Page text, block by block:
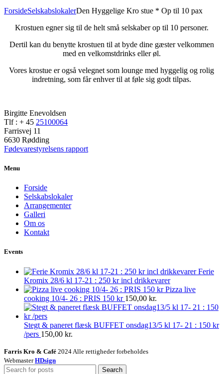
ForsideSelskabslokalerDen Hyggelige Kro stue * Op til 10 pax
Krostuen egner sig til de helt små selskaber op til 10 personer.
Dertil kan du benytte krostuen til at byde dine gæster velkommen
med en velkomstdrinks eller øl.
Vores krostue er også velegnet som lounge med hyggelig og rolig
indretning, som får enhver til at føle sig godt tilpas.
Birgitte Enevoldsen
Tlf : + 45 25100064
Farrisvej 11
6630 Rødding
Fødevarestyrelsens rapport
Menu
Forside
Selskabslokaler
Arrangementer
Galleri
Om os
Kontakt
Events
Ferie
Kromix 28/6 kl 17-21 : 250 kr incl drikkevarer
Pizza live
cooking 10/4- 26 : PRIS 150 kr 150,00 kr.
Stegt & paneret flæsk BUFFET onsdag13/5 kl 17- 21 : 150 kr
/pers 150,00 kr.
Farris Kro & Café 2024 Alle rettigheder forbeholdes
WebmasterHDsign
Search